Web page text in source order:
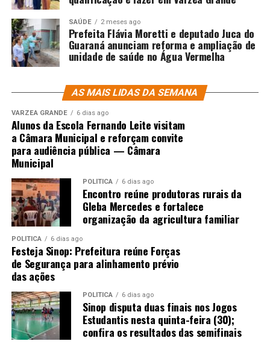
SAÚDE 2 meses ago
Prefeita Flávia Moretti e deputado Juca do
Guaraná anunciam reforma e ampliação de
unidade de saúde no Água Vermelha
AS MAIS LIDAS DA SEMANA
VÁRZEA GRANDE 6 dias ago
Alunos da Escola Fernando Leite visitam
a Câmara Municipal e reforçam convite
para audiência pública — Câmara
Municipal
POLÍTICA 6 dias ago
Encontro reúne produtoras rurais da
Gleba Mercedes e fortalece
organização da agricultura familiar
POLÍTICA 6 dias ago
Festeja Sinop: Prefeitura reúne Forças
de Segurança para alinhamento prévio
das ações
POLÍTICA 6 dias ago
Sinop disputa duas finais nos Jogos
Estudantis nesta quinta-feira (30);
confira os resultados das semifinais